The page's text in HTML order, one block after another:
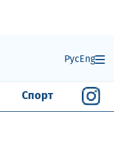
РусEng
Спорт